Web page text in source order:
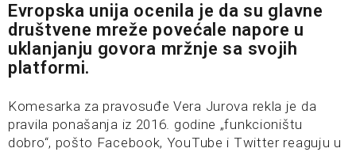
Evropska unija ocenila je da su glavne
društvene mreže povećale napore u
uklanjanju govora mržnje sa svojih
platformi.
Komesarka za pravosuđe Vera Jurova rekla je da
pravila ponašanja iz 2016. godine „funkcioništu
dobro“, pošto Facebook, YouTube i Twitter reaguju u